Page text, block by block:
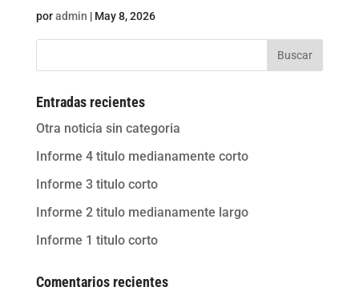
poradmin | May 8, 2026
Buscar
Entradas recientes
Otra noticia sin categoria
Informe 4 titulo medianamente corto
Informe 3 titulo corto
Informe 2 titulo medianamente largo
Informe 1 titulo corto
Comentarios recientes